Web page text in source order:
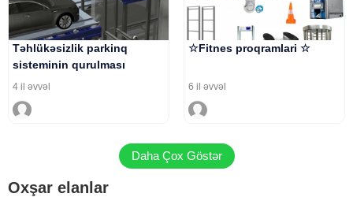
Təhlükəsizlik parkinq
sisteminin qurulması
4 il əvvəl
☆Fitnes proqramlari ☆
6 il əvvəl
Daha Çox Göstər
Oxşar elanlar